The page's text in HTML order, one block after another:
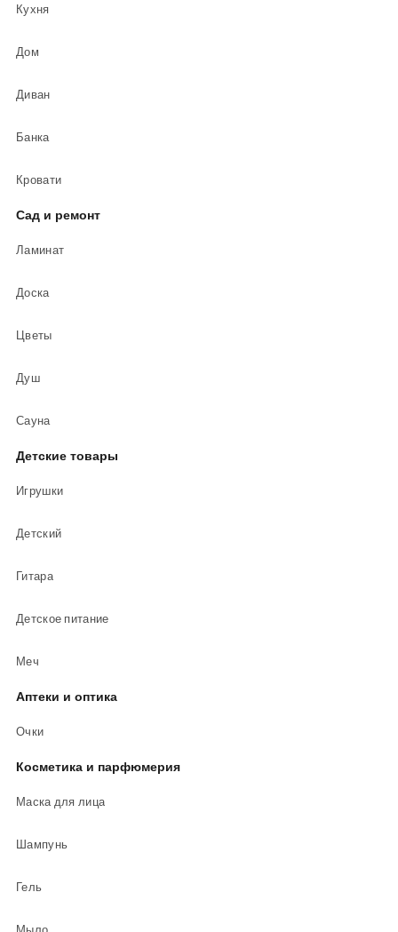
Кухня
Дом
Диван
Банка
Кровати
Сад и ремонт
Ламинат
Доска
Цветы
Душ
Сауна
Детские товары
Игрушки
Детский
Гитара
Детское питание
Меч
Аптеки и оптика
Очки
Косметика и парфюмерия
Маска для лица
Шампунь
Гель